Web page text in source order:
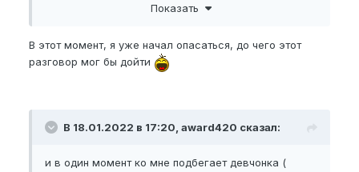
— да ладно, перестань )) твой член тоже заебатый
Показать
В этот момент, я уже начал опасаться, до чего этот
разговор мог бы дойти
В 18.01.2022 в 17:20, award420 сказал:
и в один момент ко мне подбегает девчонка (